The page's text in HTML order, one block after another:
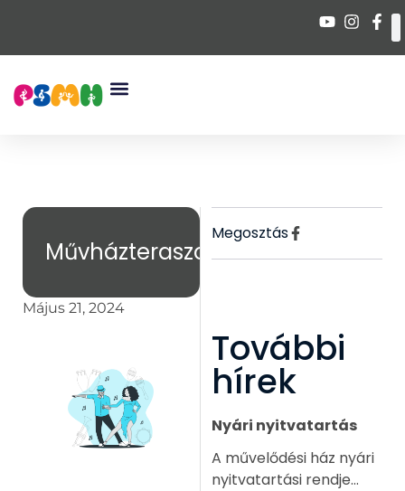
Művházteraszok
Május 21, 2024
Megosztás
További
hírek
Nyári nyitvatartás
A művelődési ház nyári
nyitvatartási rendje